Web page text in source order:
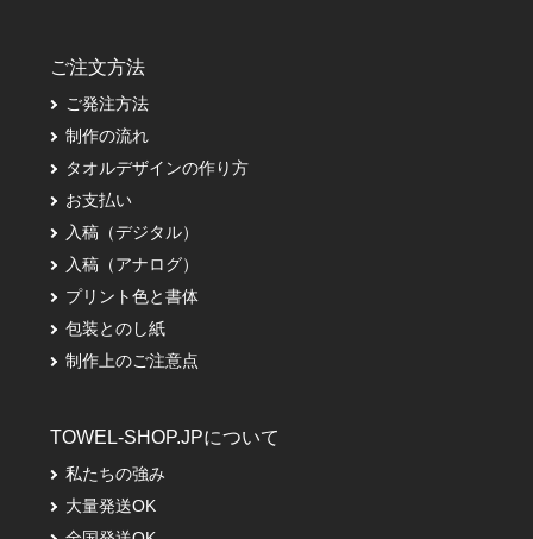
ご注文方法
ご発注方法
制作の流れ
タオルデザインの作り方
お支払い
入稿（デジタル）
入稿（アナログ）
プリント色と書体
包装とのし紙
制作上のご注意点
TOWEL-SHOP.JPについて
私たちの強み
大量発送OK